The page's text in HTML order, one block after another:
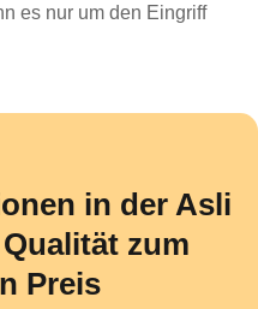
es nur um den Eingriff
in der Asli
zum
Preis